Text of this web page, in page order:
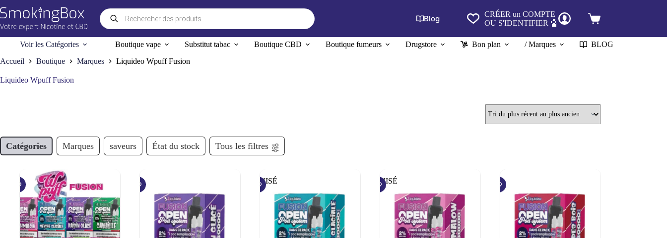
au
Recherche
de
produits
Blog
CRÉER un COMPTE
OU S'IDENTIFIER 🔏
Panier
Voir les Catégories
Boutique vape Substitut tabac Boutique CBD Boutique fumeurs Drugstore Bon plan / Marques BLOG
Accueil Boutique Marques Liquideo Wpuff Fusion
Liquideo Wpuff Fusion
Catégories Marques saveurs État du stock Tous les filtres
ÉPUISÉ ÉPUISÉ